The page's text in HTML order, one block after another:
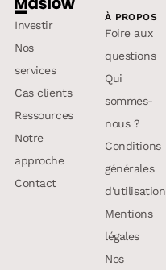
Investir
Nos
services
Cas clients
Ressources
Notre
approche
Contact
À PROPOS
Foire aux
questions
Qui
sommes-
nous ?
Conditions
générales
d'utilisation
Mentions
légales
Nos